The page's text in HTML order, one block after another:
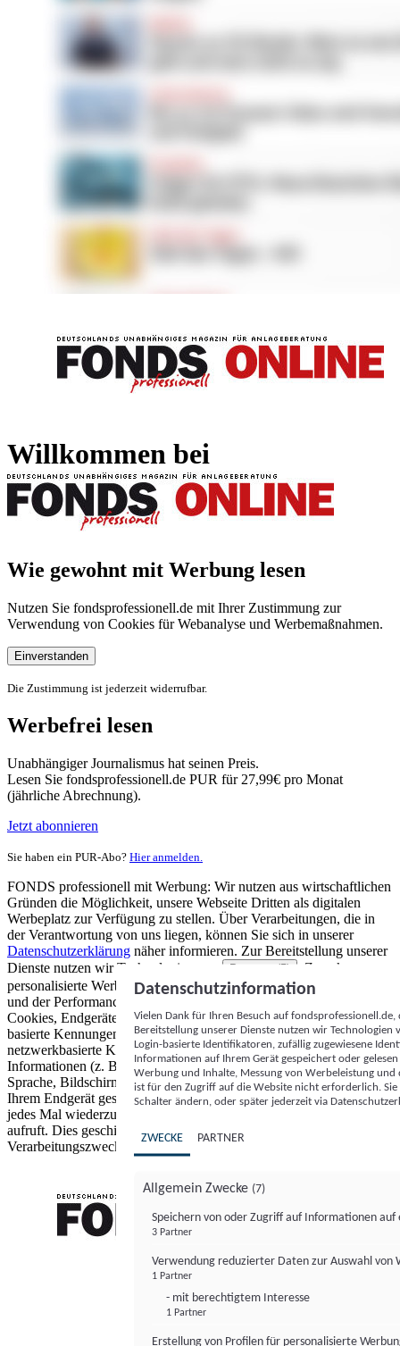
Willkommen bei
Wie gewohnt mit Werbung lesen
Nutzen Sie fondsprofessionell.de mit Ihrer Zustimmung zur
Verwendung von Cookies für Webanalyse und Werbemaßnahmen.
Einverstanden
Die Zustimmung ist jederzeit widerrufbar.
Werbefrei lesen
Unabhängiger Journalismus hat seinen Preis.
Lesen Sie fondsprofessionell.de PUR für 27,99€ pro Monat
(jährliche Abrechnung).
Jetzt abonnieren
Sie haben ein PUR-Abo? Hier anmelden.
FONDS professionell mit Werbung: Wir nutzen aus wirtschaftlichen
Gründen die Möglichkeit, unsere Webseite Dritten als digitalen
Werbeplatz zur Verfügung zu stellen. Über Verarbeitungen, die in
der Verantwortung von uns liegen, können Sie sich in unserer
Datenschutzerklärung näher informieren. Zur Bereitstellung unserer
Dienste nutzen wir Technologien von
Partnern (5)
. Zwecke:
personalisierte Werbung und Inhalte, Messung von Werbeleistung
und der Performance von Inhalten sowie Zielgruppenforschung.
Cookies, Endgeräte- oder ähnliche Online-Kennungen (z. B. login-
basierte Kennungen, zufällig generierte Kennungen,
netzwerkbasierte Kennungen) können zusammen mit anderen
Informationen (z. B. Browsertyp und Browserinformationen,
Sprache, Bildschirmgröße, unterstützte Technologien usw.) auf
Ihrem Endgerät gespeichert oder von dort ausgelesen werden, um es
jedes Mal wiederzuerkennen, wenn es eine App oder einer Webseite
aufruft. Dies geschieht für einen oder mehrere der hier aufgeführten
Verarbeitungszwecke.
Datenschutzinformation
Vielen Dank für Ihren Besuch auf
Bereitstellung unserer Dienste nutzen wir Technologien
Login-basierte Identifikatoren, zufällig zugewiesene
Informationen auf Ihrem Gerät gespeichert oder
Werbung und Inhalte, Messung von Werbeleistung
ist für den Zugriff auf die Website nicht erforderlich.
Schalter ändern, oder später jederzeit via
ZWECKE PARTNER
Allgemein Zwecke (7)
Speichern von oder Zugriff auf Informationen auf
3 Partner
Verwendung reduzierter Daten zur Auswahl von
1 Partner
- mit berechtigtem Interesse
1 Partner
Erstellung von Profilen für personalisierte
FONDS professionell